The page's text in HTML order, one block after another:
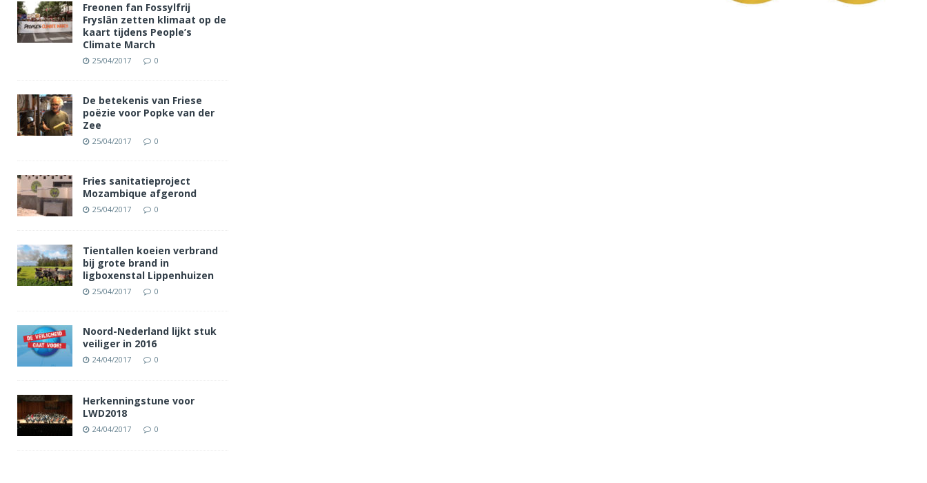
Freonen fan Fossylfrij
Fryslân zetten klimaat op de
kaart tijdens People’s
Climate March
25/04/2017 0
De betekenis van Friese
poëzie voor Popke van der
Zee
25/04/2017 0
Fries sanitatieproject
Mozambique afgerond
25/04/2017 0
Tientallen koeien verbrand
bij grote brand in
ligboxenstal Lippenhuizen
25/04/2017 0
Noord-Nederland lijkt stuk
veiliger in 2016
24/04/2017 0
Herkenningstune voor
LWD2018
24/04/2017 0